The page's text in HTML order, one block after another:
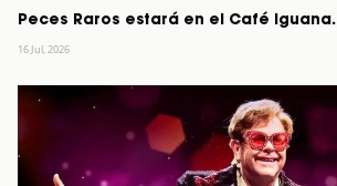
Peces Raros estará en el Café Iguana.
16 Jul, 2026